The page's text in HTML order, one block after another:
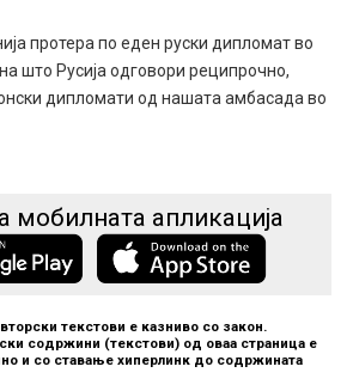
протера по еден руски дипломат во
што Русија одговори реципрочно,
дипломати од нашата амбасада во
мобилната апликација
текстови е казниво со закон.
содржини (текстови) од оваа страница е
и со ставање хиперлинк до содржината